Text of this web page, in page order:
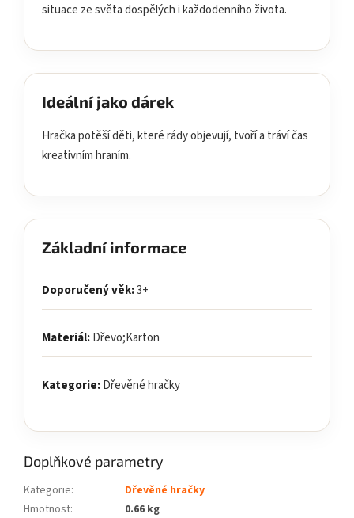
situace ze světa dospělých i každodenního života.
Ideální jako dárek
Hračka potěší děti, které rády objevují, tvoří a tráví čas
kreativním hraním.
Základní informace
Doporučený věk:3+
Materiál:Dřevo;Karton
Kategorie:Dřevěné hračky
Doplňkové parametry
Kategorie:
Dřevěné hračky
Hmotnost:
0.66 kg